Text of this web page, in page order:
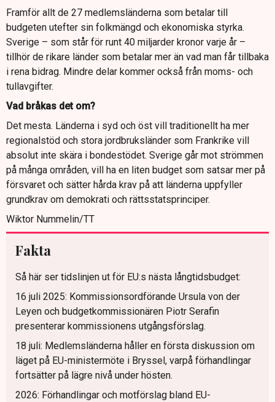
Framför allt de 27 medlemsländerna som betalar till
budgeten utefter sin folkmängd och ekonomiska styrka.
Sverige – som står för runt 40 miljarder kronor varje år –
tillhör de rikare länder som betalar mer än vad man får tillbaka
i rena bidrag. Mindre delar kommer också från moms- och
tullavgifter.
Vad bråkas det om?
Det mesta. Länderna i syd och öst vill traditionellt ha mer
regionalstöd och stora jordbruksländer som Frankrike vill
absolut inte skära i bondestödet. Sverige går mot strömmen
på många områden, vill ha en liten budget som satsar mer på
försvaret och sätter hårda krav på att länderna uppfyller
grundkrav om demokrati och rättsstatsprinciper.
Wiktor Nummelin/TT
Fakta
Så här ser tidslinjen ut för EU:s nästa långtidsbudget:
16 juli 2025: Kommissionsordförande Ursula von der
Leyen och budgetkommissionären Piotr Serafin
presenterar kommissionens utgångsförslag.
18 juli: Medlemsländerna håller en första diskussion om
läget på EU-ministermöte i Bryssel, varpå förhandlingar
fortsätter på lägre nivå under hösten.
2026: Förhandlingar och motförslag bland EU-